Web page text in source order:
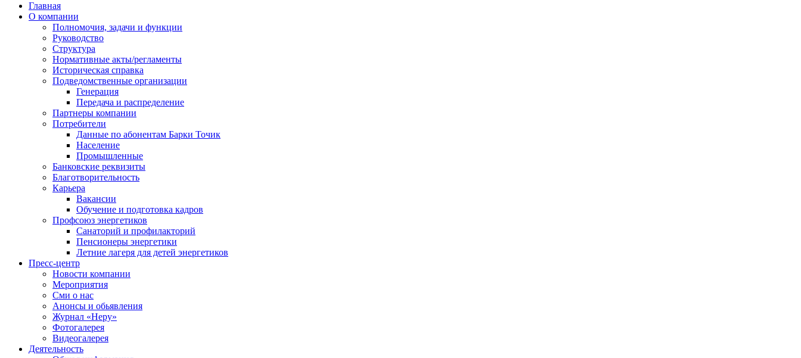
Главная
О компании
Полномочия, задачи и функции
Руководство
Структура
Нормативные акты/регламенты
Историческая справка
Подведомственные организации
Генерация
Передача и распределение
Партнеры компании
Потребители
Данные по абонентам Барки Точик
Население
Промышленные
Банковские реквизиты
Благотворительность
Карьера
Вакансии
Обучение и подготовка кадров
Профсоюз энергетиков
Санаторий и профилакторий
Пенсионеры энергетики
Летние лагеря для детей энергетиков
Пресс-центр
Новости компании
Мероприятия
Сми о нас
Анонсы и обьявления
Журнал «Неру»
Фотогалерея
Видеогалерея
Деятельность